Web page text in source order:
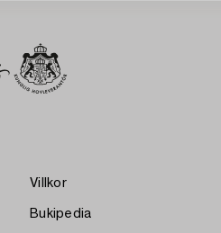
Villkor
Bukipedia